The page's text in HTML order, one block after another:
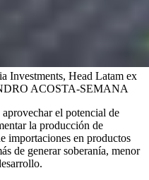
Investments, Head Latam ex
ACOSTA-SEMANA
el potencial de
la producción de
importaciones en productos
de generar soberanía, menor